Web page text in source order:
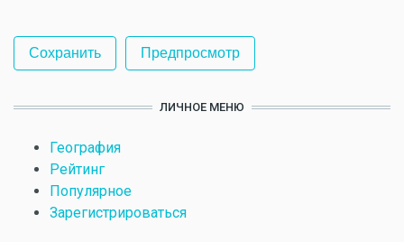
ЛИЧНОЕ МЕНЮ
География
Рейтинг
Популярное
Зарегистрироваться